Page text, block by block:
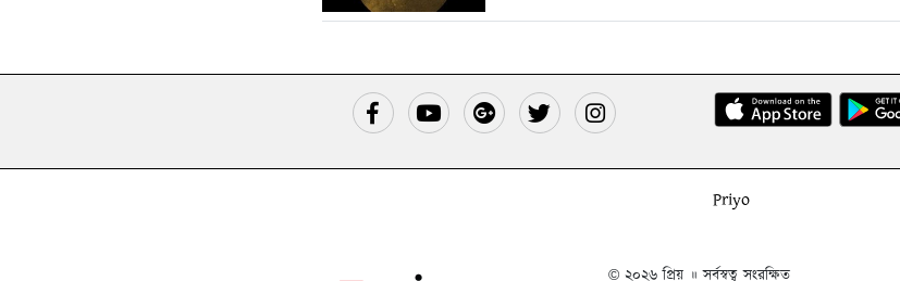
Priyo
© ২০২৬ প্রিয় ॥ সর্বস্বত্ব সংরক্ষিত